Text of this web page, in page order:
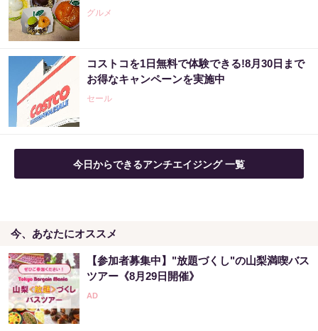
PR（合同会社デジタルファーム ）
「宝くじ、運じゃなかった」当たる人は“同じ
こと”してる
PR（合同会社デジタルファーム ）
【宝くじ当てたい方限定】もう外れるの、終
わりにしませんか
宝くじ“なんとなく”で買っている限り変わら
ない
PR（合同会社デジタルファーム ）
グルメ
コストコを1日無料で体験できる!8月30日まで
お得なキャンペーンを実施中
セール
今日からできるアンチエイジング 一覧
今、あなたにオススメ
【参加者募集中】"放題づくし"の山梨満喫バス
ツアー《8月29日開催》